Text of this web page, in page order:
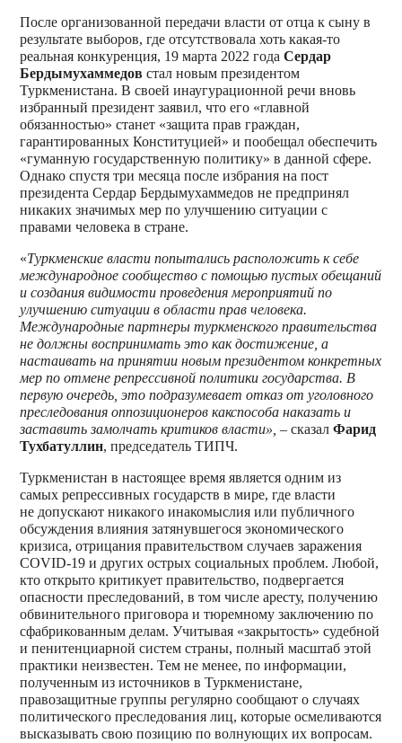
После организованной передачи власти от отца к сыну в
результате выборов, где отсутствовала хоть какая-то
реальная конкуренция, 19 марта 2022 года Сердар
Бердымухаммедов стал новым президентом
Туркменистана. В своей инаугурационной речи вновь
избранный президент заявил, что его «главной
обязанностью» станет «защита прав граждан,
гарантированных Конституцией» и пообещал обеспечить
«гуманную государственную политику» в данной сфере.
Однако спустя три месяца после избрания на пост
президента Сердар Бердымухаммедов не предпринял
никаких значимых мер по улучшению ситуации с
правами человека в стране.
«Туркменские власти попытались расположить к себе
международное сообщество с помощью пустых обещаний
и создания видимости проведения мероприятий по
улучшению ситуации в области прав человека.
Международные партнеры туркменского правительства
не должны воспринимать это как достижение, а
настаивать на принятии новым президентом конкретных
мер по отмене репрессивной политики государства. В
первую очередь, это подразумевает отказ от уголовного
преследования оппозиционеров какспособа наказать и
заставить замолчать критиков власти»,– сказал Фарид
Тухбатуллин, председатель ТИПЧ.
Туркменистан в настоящее время является одним из
самых репрессивных государств в мире, где власти
не допускают никакого инакомыслия или публичного
обсуждения влияния затянувшегося экономического
кризиса, отрицания правительством случаев заражения
COVID-19 и других острых социальных проблем. Любой,
кто открыто критикует правительство, подвергается
опасности преследований, в том числе аресту, получению
обвинительного приговора и тюремному заключению по
сфабрикованным делам. Учитывая «закрытость» судебной
и пенитенциарной систем страны, полный масштаб этой
практики неизвестен. Тем не менее, по информации,
полученным из источников в Туркменистане,
правозащитные группы регулярно сообщают о случаях
политического преследования лиц, которые осмеливаются
высказывать свою позицию по волнующих их вопросам.